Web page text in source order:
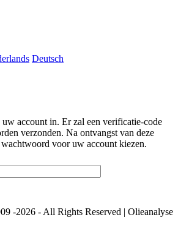
Deutsch
account in. Er zal een verificatie-code
verzonden. Na ontvangst van deze
voor uw account kiezen.
-2026 - All Rights Reserved | Olieanalyse